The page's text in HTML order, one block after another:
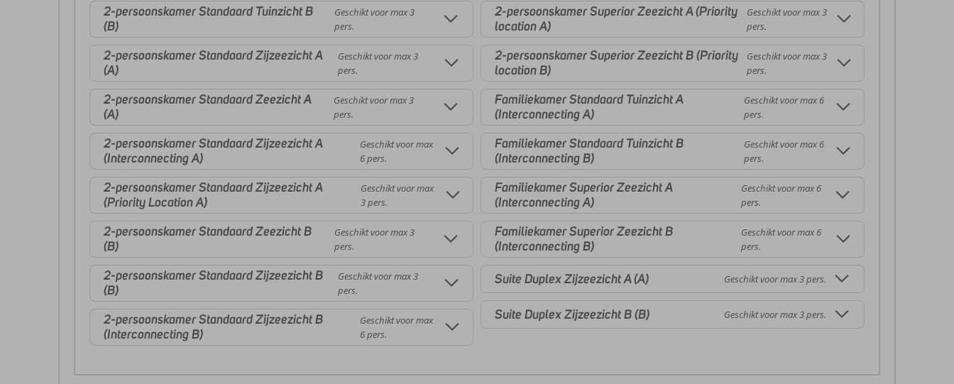
2-persoonskamer Standaard Tuinzicht B
(B)
Geschikt voor max 3
pers.
2-persoonskamer Standaard Zijzeezicht A
(A)
Geschikt voor max 3
pers.
2-persoonskamer Standaard Zeezicht A
(A)
Geschikt voor max 3
pers.
2-persoonskamer Standaard Zijzeezicht A
(Interconnecting A)
Geschikt voor max
6 pers.
2-persoonskamer Standaard Zijzeezicht A
(Priority Location A)
Geschikt voor max
3 pers.
2-persoonskamer Standaard Zeezicht B
(B)
Geschikt voor max 3
pers.
2-persoonskamer Standaard Zijzeezicht B
(B)
Geschikt voor max 3
pers.
2-persoonskamer Standaard Zijzeezicht B
(Interconnecting B)
Geschikt voor max
6 pers.
2-persoonskamer Superior Zeezicht A (Priority
location A)
Geschikt voor max 3
pers.
2-persoonskamer Superior Zeezicht B (Priority
location B)
Geschikt voor max 3
pers.
Familiekamer Standaard Tuinzicht A
(Interconnecting A)
Geschikt voor max 6
pers.
Familiekamer Standaard Tuinzicht B
(Interconnecting B)
Geschikt voor max 6
pers.
Familiekamer Superior Zeezicht A
(Interconnecting A)
Geschikt voor max 6
pers.
Familiekamer Superior Zeezicht B
(Interconnecting B)
Geschikt voor max 6
pers.
Suite Duplex Zijzeezicht A (A) Geschikt voor max 3 pers.
Suite Duplex Zijzeezicht B (B) Geschikt voor max 3 pers.